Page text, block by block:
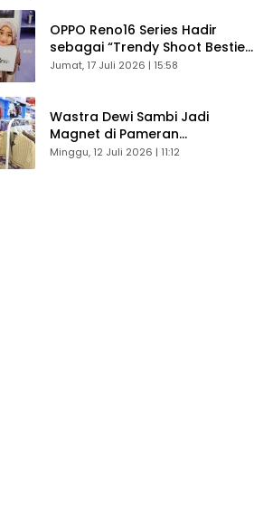
OPPO Reno16 Series Hadir
sebagai “Trendy Shoot Bestie”,
Bikin Konten Kreator Makin
Jumat, 17 Juli 2026 | 15:58
Wastra Dewi Sambi Jadi
Magnet di Pameran
Dekranasda, Banyak Diminati
Minggu, 12 Juli 2026 | 11:12